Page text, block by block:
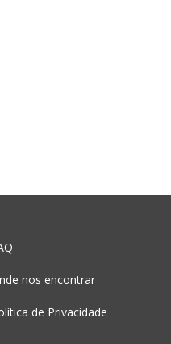
nos encontrar
de Privacidade